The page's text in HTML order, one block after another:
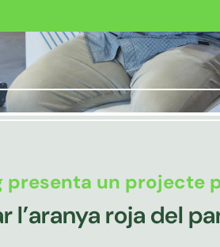
l’aranya roja del
presenta un